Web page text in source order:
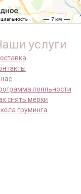
услуги
лояльности
снять мерки
груминга